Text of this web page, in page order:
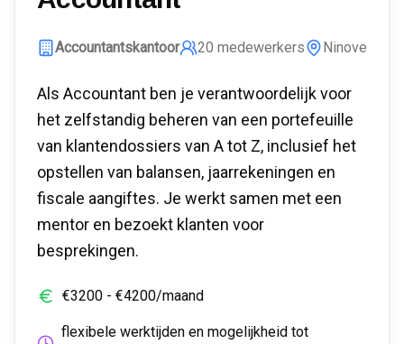
Accountantskantoor 20 medewerkers Ninove
Als Accountant ben je verantwoordelijk voor
het zelfstandig beheren van een portefeuille
van klantendossiers van A tot Z, inclusief het
opstellen van balansen, jaarrekeningen en
fiscale aangiftes. Je werkt samen met een
mentor en bezoekt klanten voor
besprekingen.
€3200 - €4200/maand
flexibele werktijden en mogelijkheid tot